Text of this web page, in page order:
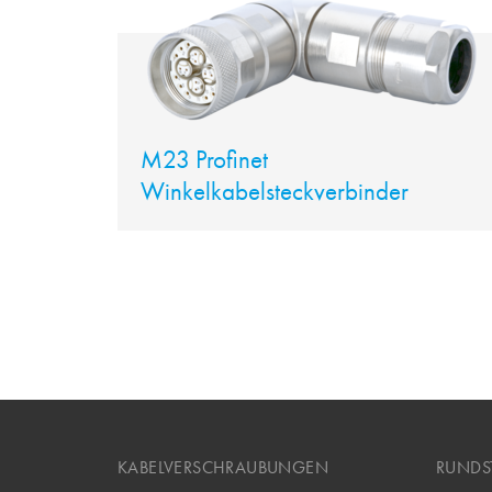
M23 Profinet
Winkelkabelsteckverbinder
KABELVERSCHRAUBUNGEN